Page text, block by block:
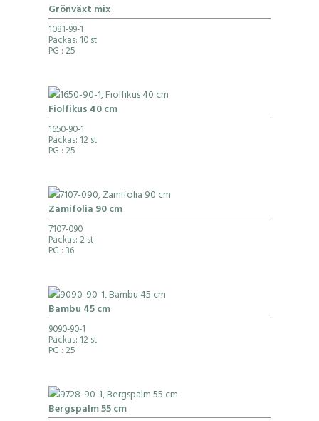
Grönväxt mix
1081-99-1
Packas: 10 st
PG : 25
Fiolfikus 40 cm
1650-90-1
Packas: 12 st
PG : 25
Zamifolia 90 cm
7107-090
Packas: 2 st
PG : 36
Bambu 45 cm
9090-90-1
Packas: 12 st
PG : 25
Bergspalm 55 cm